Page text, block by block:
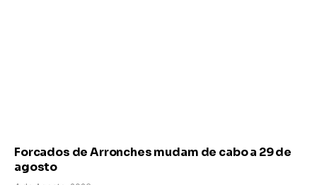
Forcados de Arronches mudam de cabo a 29 de
agosto